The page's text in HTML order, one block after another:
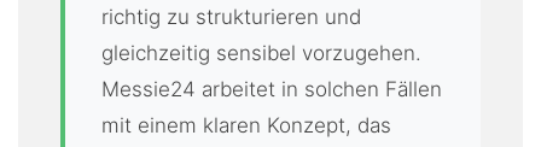
richtig zu strukturieren und
gleichzeitig sensibel vorzugehen.
Messie24 arbeitet in solchen Fällen
mit einem klaren Konzept, das